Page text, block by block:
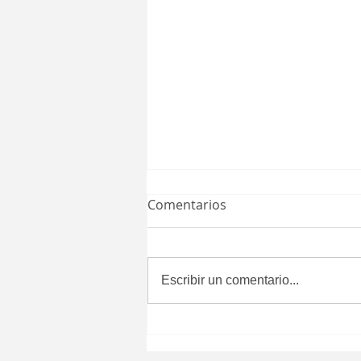
Comentarios
Escribir un comentario...